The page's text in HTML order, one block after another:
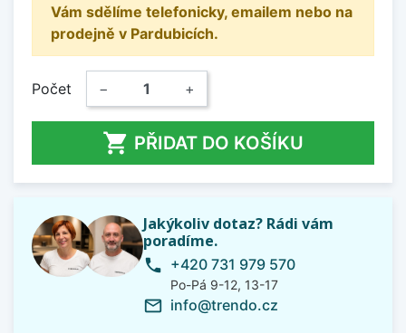
Vám sdělíme telefonicky, emailem nebo na
prodejně v Pardubicích.
Počet − +
 PŘIDAT DO KOŠÍKU
Jakýkoliv dotaz? Rádi vám
poradíme.
phone +420 731 979 570
Po-Pá 9-12, 13-17
mail_outline info@trendo.cz